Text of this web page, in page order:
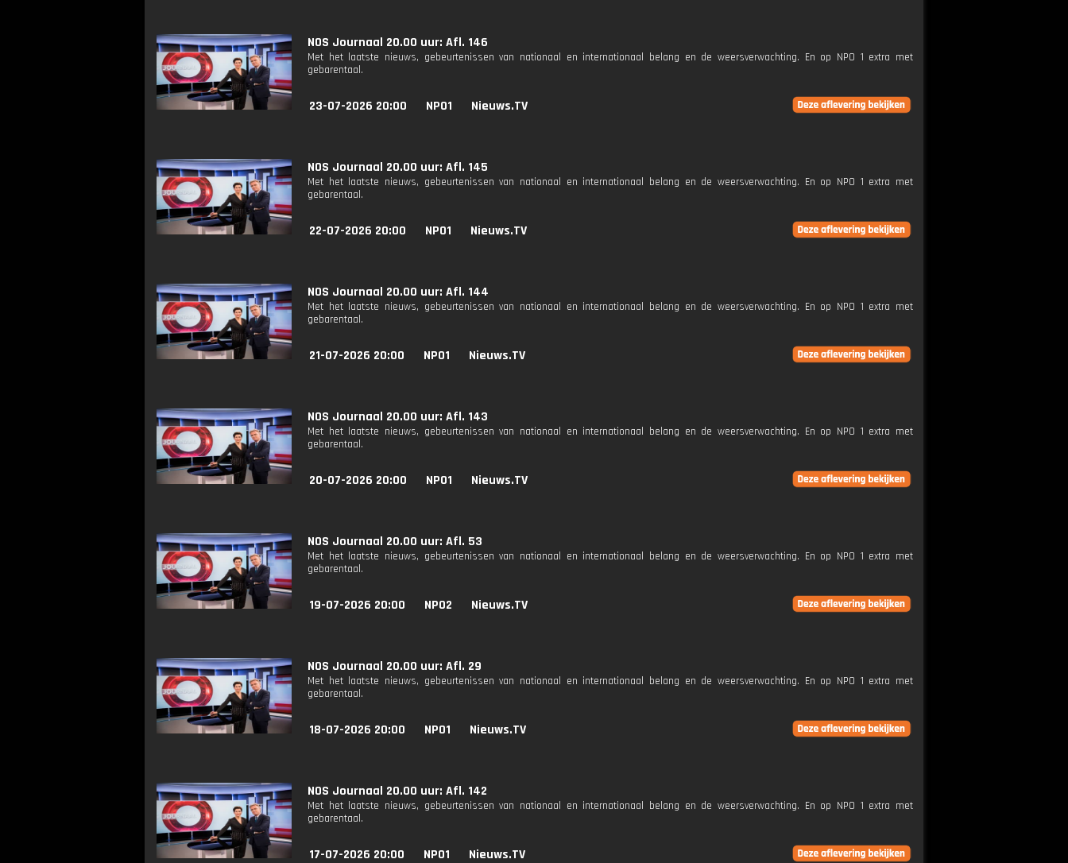
NOS Journaal 20.00 uur: Afl. 146
Met het laatste nieuws, gebeurtenissen van nationaal en internationaal belang en de weersverwachting. En op NPO 1 extra met
gebarentaal.
23-07-2026 20:00 NPO1 Nieuws.TV
NOS Journaal 20.00 uur: Afl. 145
Met het laatste nieuws, gebeurtenissen van nationaal en internationaal belang en de weersverwachting. En op NPO 1 extra met
gebarentaal.
22-07-2026 20:00 NPO1 Nieuws.TV
NOS Journaal 20.00 uur: Afl. 144
Met het laatste nieuws, gebeurtenissen van nationaal en internationaal belang en de weersverwachting. En op NPO 1 extra met
gebarentaal.
21-07-2026 20:00 NPO1 Nieuws.TV
NOS Journaal 20.00 uur: Afl. 143
Met het laatste nieuws, gebeurtenissen van nationaal en internationaal belang en de weersverwachting. En op NPO 1 extra met
gebarentaal.
20-07-2026 20:00 NPO1 Nieuws.TV
NOS Journaal 20.00 uur: Afl. 53
Met het laatste nieuws, gebeurtenissen van nationaal en internationaal belang en de weersverwachting. En op NPO 1 extra met
gebarentaal.
19-07-2026 20:00 NPO2 Nieuws.TV
NOS Journaal 20.00 uur: Afl. 29
Met het laatste nieuws, gebeurtenissen van nationaal en internationaal belang en de weersverwachting. En op NPO 1 extra met
gebarentaal.
18-07-2026 20:00 NPO1 Nieuws.TV
NOS Journaal 20.00 uur: Afl. 142
Met het laatste nieuws, gebeurtenissen van nationaal en internationaal belang en de weersverwachting. En op NPO 1 extra met
gebarentaal.
17-07-2026 20:00 NPO1 Nieuws.TV